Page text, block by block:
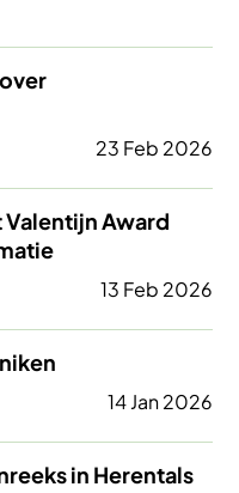
23 Feb 2026
Award
13 Feb 2026
14 Jan 2026
in Herentals